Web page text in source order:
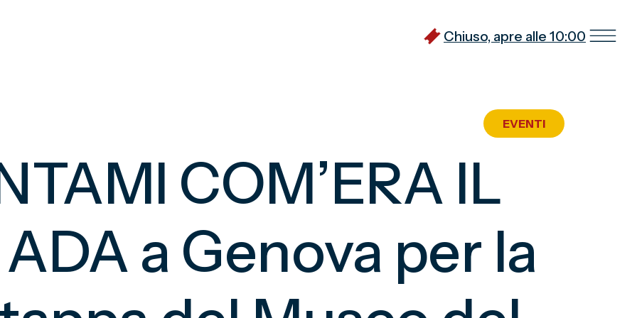
Chiuso, apre alle 10:00
EVENTI
COM’ERA IL
a Genova per la